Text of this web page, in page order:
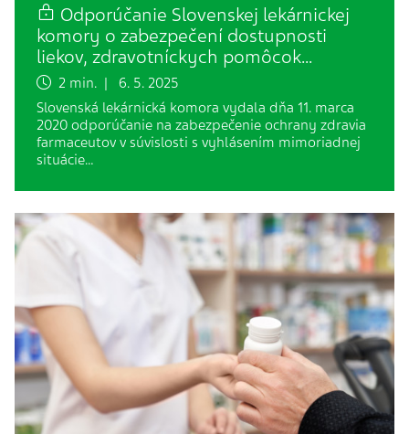
Odporúčanie Slovenskej lekárnickej
komory o zabezpečení dostupnosti
liekov, zdravotníckych pomôcok…
2 min. | 6. 5. 2025
Slovenská lekárnická komora vydala dňa 11. marca
2020 odporúčanie na zabezpečenie ochrany zdravia
farmaceutov v súvislosti s vyhlásením mimoriadnej
situácie…